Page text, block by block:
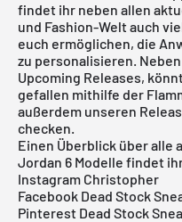
findet ihr neben allen
und Fashion-Welt auch
euch ermöglichen, die
zu personalisieren.
Upcoming Releases,
gefallen mithilfe der
außerdem unseren
checken.
Einen Überblick über alle
Jordan 6 Modelle findet
Instagram Christopher
Facebook Dead Stock
Pinterest Dead Stock